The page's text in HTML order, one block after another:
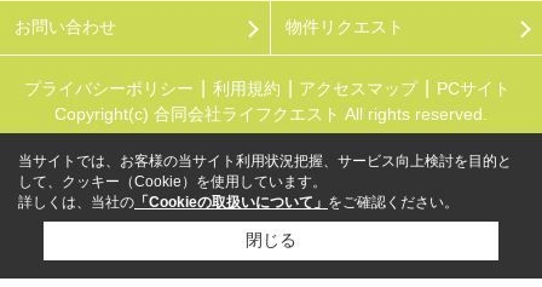
お問い合わせ 物件リクエスト
プライバシーポリシー 利用規約 アクセスマップ
PCサイト
Copyright(c) 合同会社ライフクエスト All rights reserved.
当サイトでは、お客様の当サイト利用状況把握、サービス向上検討を目的と
して、クッキー（Cookie）を使用しています。
詳しくは、当社の 「Cookieの取扱いについて」 をご確認ください。
閉じる